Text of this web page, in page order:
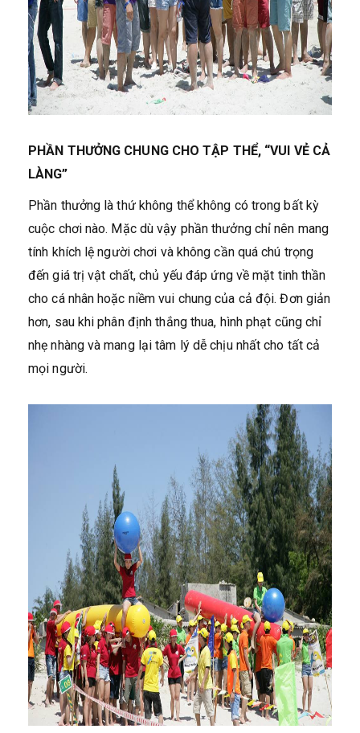
PHẦN THƯỞNG CHUNG CHO TẬP THỂ, “VUI VẺ CẢ
LÀNG”
Phần thưởng là thứ không thể không có trong bất kỳ
cuộc chơi nào. Mặc dù vậy phần thưởng chỉ nên mang
tính khích lệ người chơi và không cần quá chú trọng
đến giá trị vật chất, chủ yếu đáp ứng về mặt tinh thần
cho cá nhân hoặc niềm vui chung của cả đội. Đơn giản
hơn, sau khi phân định thắng thua, hình phạt cũng chỉ
nhẹ nhàng và mang lại tâm lý dễ chịu nhất cho tất cả
mọi người.